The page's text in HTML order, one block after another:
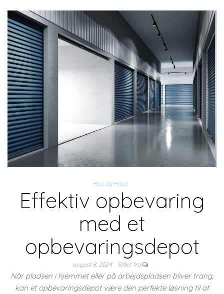
Hus og Have
Effektiv opbevaring
med et
opbevaringsdepot
august 8, 2024 Slået fra
Når pladsen i hjemmet eller på arbejdspladsen bliver trang,
kan et opbevaringsdepot være den perfekte løsning til at